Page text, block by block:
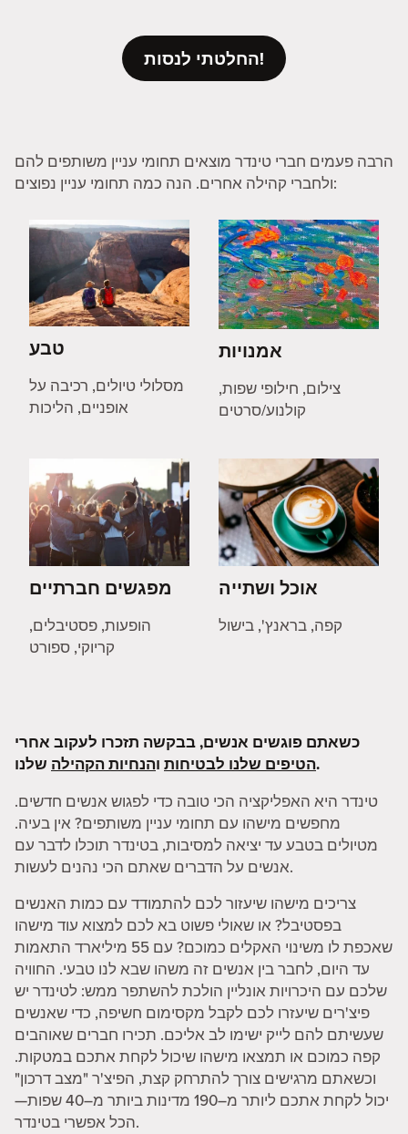
החלטתי לנסות!
הרבה פעמים חברי טינדר מוצאים תחומי עניין משותפים להם
ולחברי קהילה אחרים. הנה כמה תחומי עניין נפוצים:
טבע
מסלולי טיולים, רכיבה על
אופניים, הליכות
אמנויות
צילום, חילופי שפות,
קולנוע/סרטים
מפגשים חברתיים
הופעות, פסטיבלים,
קריוקי, ספורט
אוכל ושתייה
קפה, בראנץ', בישול
כשאתם פוגשים אנשים, בבקשה תזכרו לעקוב אחרי
הטיפים שלנו לבטיחות והנחיות הקהילה שלנו.
טינדר היא האפליקציה הכי טובה כדי לפגוש אנשים חדשים.
מחפשים מישהו עם תחומי עניין משותפים? אין בעיה.
מטיולים בטבע עד יציאה למסיבות, בטינדר תוכלו לדבר עם
אנשים על הדברים שאתם הכי נהנים לעשות.
צריכים מישהו שיעזור לכם להתמודד עם כמות האנשים
בפסטיבל? או שאולי פשוט בא לכם למצוא עוד מישהו
שאכפת לו משינוי האקלים כמוכם? עם 55 מיליארד התאמות
עד היום, לחבר בין אנשים זה משהו שבא לנו טבעי. החוויה
שלכם עם היכרויות אונליין הולכת להשתפר ממש: לטינדר יש
פיצ'רים שיעזרו לכם לקבל מקסימום חשיפה, כדי שאנשים
שעשיתם להם לייק ישימו לב אליכם. תכירו חברים שאוהבים
קפה כמוכם או תמצאו מישהו שיכול לקחת אתכם במטקות.
וכשאתם מרגישים צורך להתרחק קצת, הפיצ'ר "מצב דרכון"
יכול לקחת אתכם ליותר מ–190 מדינות ביותר מ–40 שפות—
הכל אפשרי בטינדר.